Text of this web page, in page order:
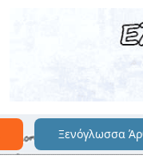
Ξενόγλωσσα